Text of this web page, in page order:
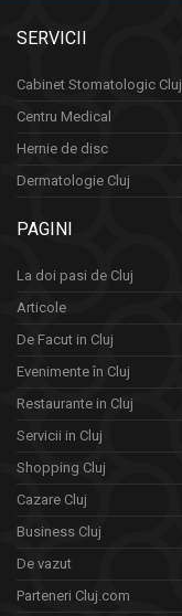
SERVICII
Cabinet Stomatologic Cluj
Centru Medical
Hernie de disc
Dermatologie Cluj
PAGINI
La doi pasi de Cluj
Articole
De Facut in Cluj
Evenimente în Cluj
Restaurante in Cluj
Servicii in Cluj
Shopping Cluj
Cazare Cluj
Business Cluj
De vazut
Parteneri Cluj.com